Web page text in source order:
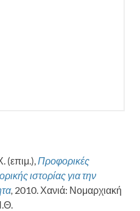
Προφορικές
ιστορίας για την
, 2010. Χανιά: Νομαρχιακή